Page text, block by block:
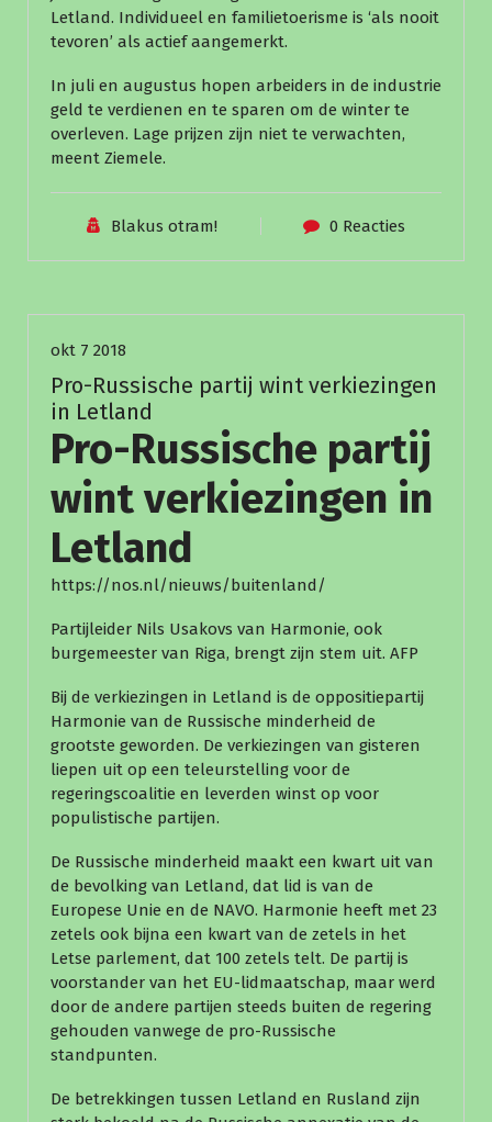
Letland. Individueel en familietoerisme is ‘als nooit
tevoren’ als actief aangemerkt.
In juli en augustus hopen arbeiders in de industrie
geld te verdienen en te sparen om de winter te
overleven. Lage prijzen zijn niet te verwachten,
meent Ziemele.
Blakus otram! 0 Reacties
okt 7 2018
Pro-Russische partij wint verkiezingen
in Letland
Pro-Russische partij
wint verkiezingen in
Letland
https://nos.nl/nieuws/buitenland/
Partijleider Nils Usakovs van Harmonie, ook
burgemeester van Riga, brengt zijn stem uit. AFP
Bij de verkiezingen in Letland is de oppositiepartij
Harmonie van de Russische minderheid de
grootste geworden. De verkiezingen van gisteren
liepen uit op een teleurstelling voor de
regeringscoalitie en leverden winst op voor
populistische partijen.
De Russische minderheid maakt een kwart uit van
de bevolking van Letland, dat lid is van de
Europese Unie en de NAVO. Harmonie heeft met 23
zetels ook bijna een kwart van de zetels in het
Letse parlement, dat 100 zetels telt. De partij is
voorstander van het EU-lidmaatschap, maar werd
door de andere partijen steeds buiten de regering
gehouden vanwege de pro-Russische
standpunten.
De betrekkingen tussen Letland en Rusland zijn